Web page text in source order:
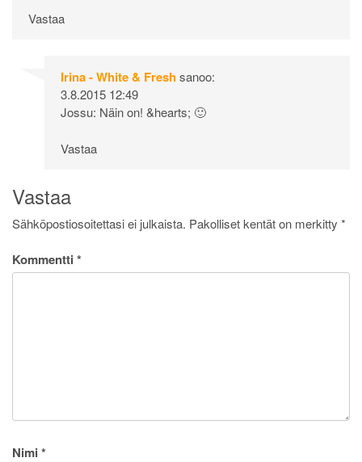
Vastaa
Irina - White & Freshsanoo:
3.8.2015 12:49
Jossu: Näin on! &hearts; 🙂
Vastaa
Vastaa
Sähköpostiosoitettasi ei julkaista. Pakolliset kentät on merkitty *
Kommentti *
Nimi *